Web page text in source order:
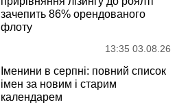
зачепить 86% орендованого
флоту
13:35 03.08.26
Іменини в серпні: повний список
імен за новим і старим
календарем